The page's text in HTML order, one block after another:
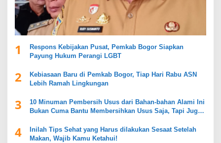
1
Respons Kebijakan Pusat, Pemkab Bogor Siapkan
Payung Hukum Perangi LGBT
2
Kebiasaan Baru di Pemkab Bogor, Tiap Hari Rabu ASN
Lebih Ramah Lingkungan
3
10 Minuman Pembersih Usus dari Bahan-bahan Alami Ini
Bukan Cuma Bantu Membersihkan Usus Saja, Tapi Juga
4
Inilah Tips Sehat yang Harus dilakukan Sesaat Setelah
Makan, Wajib Kamu Ketahui!